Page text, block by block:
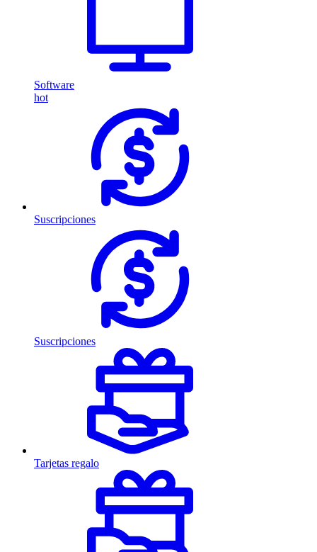
Software
hot
Suscripciones
Suscripciones
Tarjetas regalo